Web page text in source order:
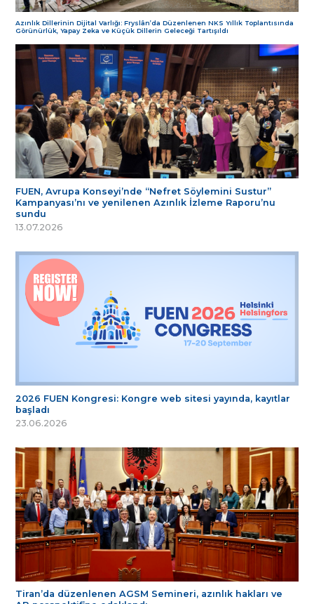
Azınlık Dillerinin Dijital Varlığı: Fryslân’da Düzenlenen NKS Yıllık Toplantısında
Görünürlük, Yapay Zeka ve Küçük Dillerin Geleceği Tartışıldı
FUEN, Avrupa Konseyi’nde “Nefret Söylemini Sustur”
Kampanyası’nı ve yenilenen Azınlık İzleme Raporu’nu
sundu
13.07.2026
2026 FUEN Kongresi: Kongre web sitesi yayında, kayıtlar
başladı
23.06.2026
Tiran’da düzenlenen AGSM Semineri, azınlık hakları ve